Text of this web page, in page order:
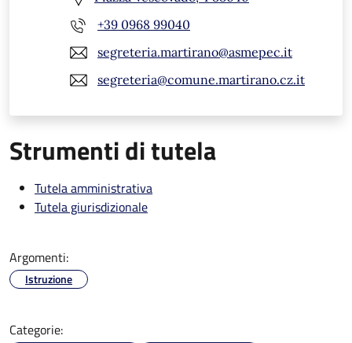
+39 0968 99040
segreteria.martirano@asmepec.it
segreteria@comune.martirano.cz.it
Strumenti di tutela
Tutela amministrativa
Tutela giurisdizionale
Argomenti:
Istruzione
Categorie: